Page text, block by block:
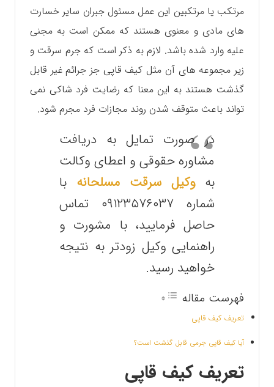
مرتکب یا مرتکبین این عمل مسئول جبران سایر خسارت
های مادی و معنوی هستند که ممکن است به مجنی
علیه وارد شده باشد. لازم به ذکر است که جرم سرقت و
زیر مجموعه های آن مثل کیف قاپی جز جرائم غیر قابل
گذشت هستند به این معنا که رضایت فرد شاکی نمی
تواند باعث متوقف شدن روند مجازات فرد مجرم شود.
در صورت تمایل به دریافت
مشاوره حقوقی و اعطای وکالت
بهوکیل سرقت مسلحانه با
شماره ۰۹۱۲۳۵۷۶۰۳۷ تماس
حاصل فرمایید، با مشورت و
راهنمایی وکیل زودتر به نتیجه
خواهید رسید.
فهرست مقاله
تعریف کیف قاپی
آیا کیف قاپی جرمی قابل گذشت است؟
تعریف کیف قاپی